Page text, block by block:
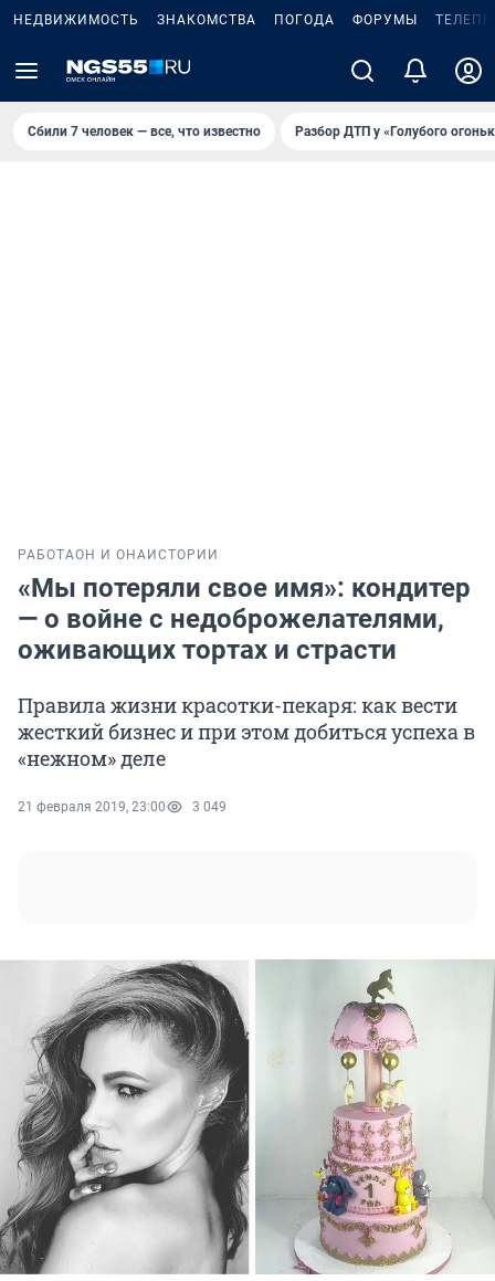
НЕДВИЖИМОСТЬ ЗНАКОМСТВА ПОГОДА ФОРУМЫ
Сбили 7 человек — все, что известно Разбор ДТП у «Голубого
РАБОТАОН И ОНА ИСТОРИИ
«Мы потеряли свое имя»: кондитер
— о войне с недоброжелателями,
оживающих тортах и страсти
Правила жизни красотки-пекаря: как вести
жесткий бизнес и при этом добиться успеха в
«нежном» деле
21 февраля 2019, 23:00 3 049